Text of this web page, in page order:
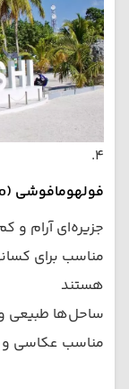
۴.
فولهومافوشی (Fulidhoo)
جزیره‌ای آرام و
مناسب برای
هستند
ساحل‌ها طبیعی
مناسب عکاسی